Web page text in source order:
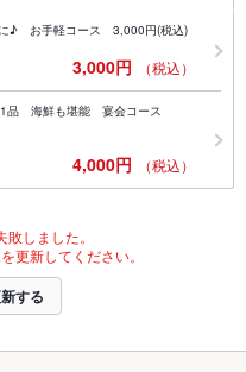
に♪ お手軽コース 3,000円(税込)
3,000円 （税込）
11品 海鮮も堪能 宴会コース
4,000円 （税込）
しました。
更新してください。
する